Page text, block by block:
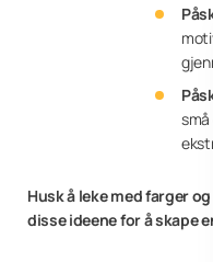
små
Husk å leke med farger
disse ideene for å skape